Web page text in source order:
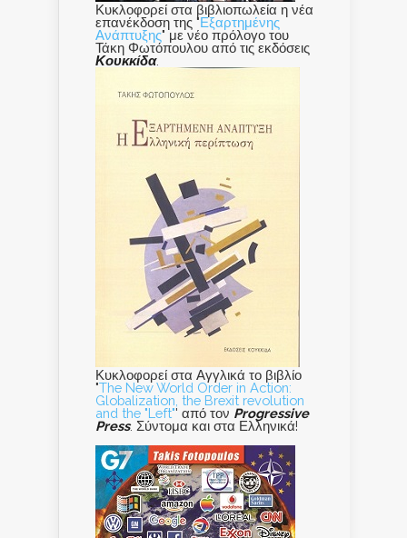
Κυκλοφορεί στα βιβλιοπωλεία η νέα
επανέκδοση της "Εξαρτημένης
Ανάπτυξης" με νέο πρόλογο του
Τάκη Φωτόπουλου από τις εκδόσεις
Κουκκίδα.
Κυκλοφορεί στα Αγγλικά το βιβλίο
"The New World Order in Action:
Globalization, the Brexit revolution
and the "Left"' από τον Progressive
Press. Σύντομα και στα Ελληνικά!